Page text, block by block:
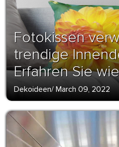
Fotokissen
trendige
Erfahren Sie
Dekoideen/ March 09, 2022